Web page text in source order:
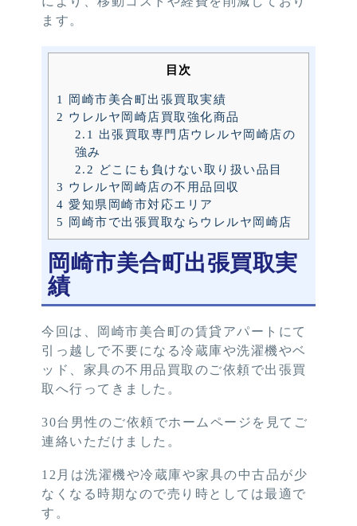
ます。
目次
1
岡崎市美合町出張買取実績
2 ウレルヤ岡崎店買取強化商品
2.1
出張買取専門店ウレルヤ岡崎店の
強み
2.2 どこにも負けない取り扱い品目
3 ウレルヤ岡崎店の不用品回収
4 愛知県岡崎市対応エリア
5 岡崎市で出張買取ならウレルヤ岡崎店
岡崎市美合町出張買取実
績
今回は、岡崎市美合町の賃貸アパートにて
引っ越しで不要になる冷蔵庫や洗濯機やベ
ッド、家具の不用品買取のご依頼で出張買
取へ行ってきました。
30台男性のご依頼でホームページを見てご
連絡いただけました。
12月は洗濯機や冷蔵庫や家具の中古品が少
なくなる時期なので売り時としては最適で
す。